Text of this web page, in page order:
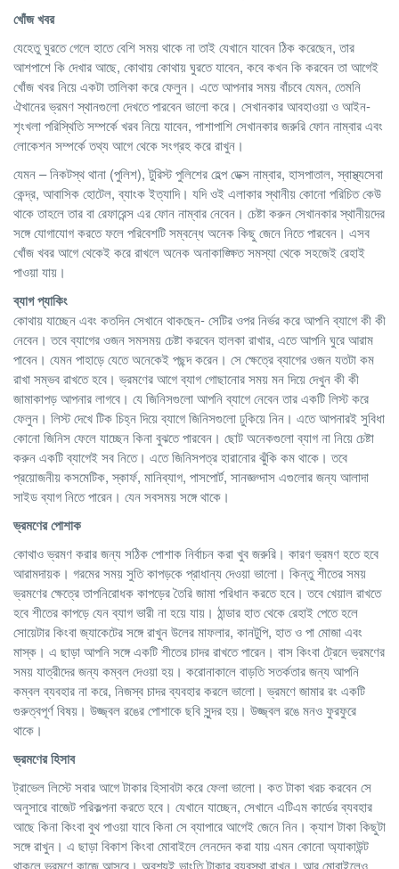
খোঁজখবর
যেহেতু ঘুরতে গেলে হাতে বেশি সময় থাকে না তাই যেখানে যাবেন ঠিক করেছেন, তার
আশপাশে কি দেখার আছে, কোথায় কোথায় ঘুরতে যাবেন, কবে কখন কি করবেন তা আগেই
খোঁজ খবর নিয়ে একটা তালিকা করে ফেলুন। এতে আপনার সময় বাঁচবে যেমন, তেমনি
ঐখানের ভ্রমণ স্থানগুলো দেখতে পারবেন ভালো করে। সেখানকার আবহাওয়া ও আইন-
শৃংখলা পরিস্থিতি সম্পর্কে খরব নিয়ে যাবেন, পাশাপাশি সেখানকার জরুরি ফোন নাম্বার এবং
লোকেশন সম্পর্কে তথ্য আগে থেকে সংগ্রহ করে রাখুন।
যেমন – নিকটস্থ থানা (পুলিশ), টুরিস্ট পুলিশের হেল্প ডেক্স নাম্বার, হাসপাতাল, স্বাস্থ্যসেবা
কেন্দ্র, আবাসিক হোটেল, ব্যাংক ইত্যাদি। যদি ওই এলাকার স্থানীয় কোনো পরিচিত কেউ
থাকে তাহলে তার বা রেফারেন্স এর ফোন নাম্বার নেবেন। চেষ্টা করুন সেখানকার স্থানীয়দের
সঙ্গে যোগাযোগ করতে ফলে পরিবেশটি সম্বন্ধে অনেক কিছু জেনে নিতে পারবেন। এসব
খোঁজ খবর আগে থেকেই করে রাখলে অনেক অনাকাঙ্ক্ষিত সমস্যা থেকে সহজেই রেহাই
পাওয়া যায়।
ব্যাগ প্যাকিং
কোথায় যাচ্ছেন এবং কতদিন সেখানে থাকছেন- সেটির ওপর নির্ভর করে আপনি ব্যাগে কী কী
নেবেন। তবে ব্যাগের ওজন সমসময় চেষ্টা করবেন হালকা রাখার, এতে আপনি ঘুরে আরাম
পাবেন। যেমন পাহাড়ে যেতে অনেকেই পছন্দ করেন। সে ক্ষেত্রে ব্যাগের ওজন যতটা কম
রাখা সম্ভব রাখতে হবে। ভ্রমণের আগে ব্যাগ গোছানোর সময় মন দিয়ে দেখুন কী কী
জামাকাপড় আপনার লাগবে। যে জিনিসগুলো আপনি ব্যাগে নেবেন তার একটি লিস্ট করে
ফেলুন। লিস্ট দেখে টিক চিহ্ন দিয়ে ব্যাগে জিনিসগুলো ঢুকিয়ে নিন। এতে আপনারই সুবিধা
কোনো জিনিস ফেলে যাচ্ছেন কিনা বুঝতে পারবেন। ছোট অনেকগুলো ব্যাগ না নিয়ে চেষ্টা
করুন একটি ব্যাগেই সব নিতে। এতে জিনিসপত্র হারানোর ঝুঁকি কম থাকে। তবে
প্রয়োজনীয় কসমেটিক, স্কার্ফ, মানিব্যাগ, পাসপোর্ট, সানজ্ঞগ্দাস এগুলোর জন্য আলাদা
সাইড ব্যাগ নিতে পারেন। যেন সবসময় সঙ্গে থাকে।
ভ্রমণের পোশাক
কোথাও ভ্রমণ করার জন্য সঠিক পোশাক নির্বাচন করা খুব জরুরি। কারণ ভ্রমণ হতে হবে
আরামদায়ক। গরমের সময় সুতি কাপড়কে প্রাধান্য দেওয়া ভালো। কিন্তু শীতের সময়
ভ্রমণের ক্ষেত্রে তাপনিরোধক কাপড়ের তৈরি জামা পরিধান করতে হবে। তবে খেয়াল রাখতে
হবে শীতের কাপড়ে যেন ব্যাগ ভারী না হয়ে যায়। ঠান্ডার হাত থেকে রেহাই পেতে হলে
সোয়েটার কিংবা জ্যাকেটের সঙ্গে রাখুন উলের মাফলার, কানটুপি, হাত ও পা মোজা এবং
মাস্ক। এ ছাড়া আপনি সঙ্গে একটি শীতের চাদর রাখতে পারেন। বাস কিংবা ট্রেনে ভ্রমণের
সময় যাত্রীদের জন্য কম্বল দেওয়া হয়। করোনাকালে বাড়তি সতর্কতার জন্য আপনি
কম্বল ব্যবহার না করে, নিজস্ব চাদর ব্যবহার করলে ভালো। ভ্রমণে জামার রং একটি
গুরুত্বপূর্ণ বিষয়। উজ্জ্বল রঙের পোশাকে ছবি সুন্দর হয়। উজ্জ্বল রঙে মনও ফুরফুরে
থাকে।
ভ্রমণের হিসাব
ট্রাভেল লিস্টে সবার আগে টাকার হিসাবটা করে ফেলা ভালো। কত টাকা খরচ করবেন সে
অনুসারে বাজেট পরিকল্পনা করতে হবে। যেখানে যাচ্ছেন, সেখানে এটিএম কার্ডের ব্যবহার
আছে কিনা কিংবা বুথ পাওয়া যাবে কিনা সে ব্যাপারে আগেই জেনে নিন। ক্যাশ টাকা কিছুটা
সঙ্গে রাখুন। এ ছাড়া বিকাশ কিংবা মোবাইলে লেনদেন করা যায় এমন কোনো অ্যাকাউন্ট
থাকলে ভ্রমণে কাজে আসবে। অবশ্যই ভাংতি টাকার ব্যবস্থা রাখুন। আর মোবাইলেও